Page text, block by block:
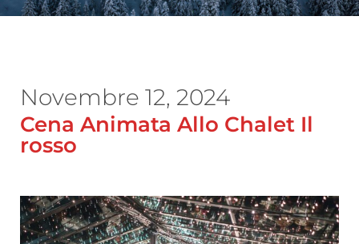
Novembre 12, 2024
Cena Animata Allo Chalet Il
rosso